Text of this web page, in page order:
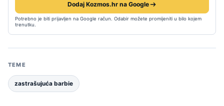
Dodaj Kozmos.hr na Google
Potrebno je biti prijavljen na Google račun. Odabir možete promijeniti u bilo kojem
trenutku.
TEME
zastrašujuća barbie